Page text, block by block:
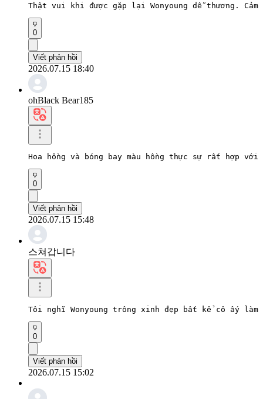
Thật vui khi được gặp lại Wonyoung dễ thương.
0
Viết phản hồi
2026.07.15 18:40
ohBlack Bear185
Hoa hồng và bóng bay màu hồng thực sự rất hợp
0
Viết phản hồi
2026.07.15 15:48
스쳐갑니다
Tôi nghĩ Wonyoung trông xinh đẹp bất kể cô ấy
0
Viết phản hồi
2026.07.15 15:02